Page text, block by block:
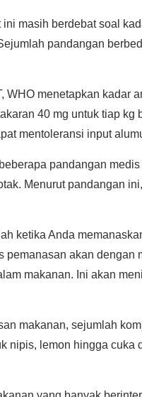
masih berdebat soal
pandangan
WHO menetapkan kadar
40 mg untuk tiap kg
mentoleransi input
pandangan
Menurut pandangan
ketika Anda
pemanasan akan dengan
makanan. Ini akan
makanan, sejumlah
nipis, lemon hingga